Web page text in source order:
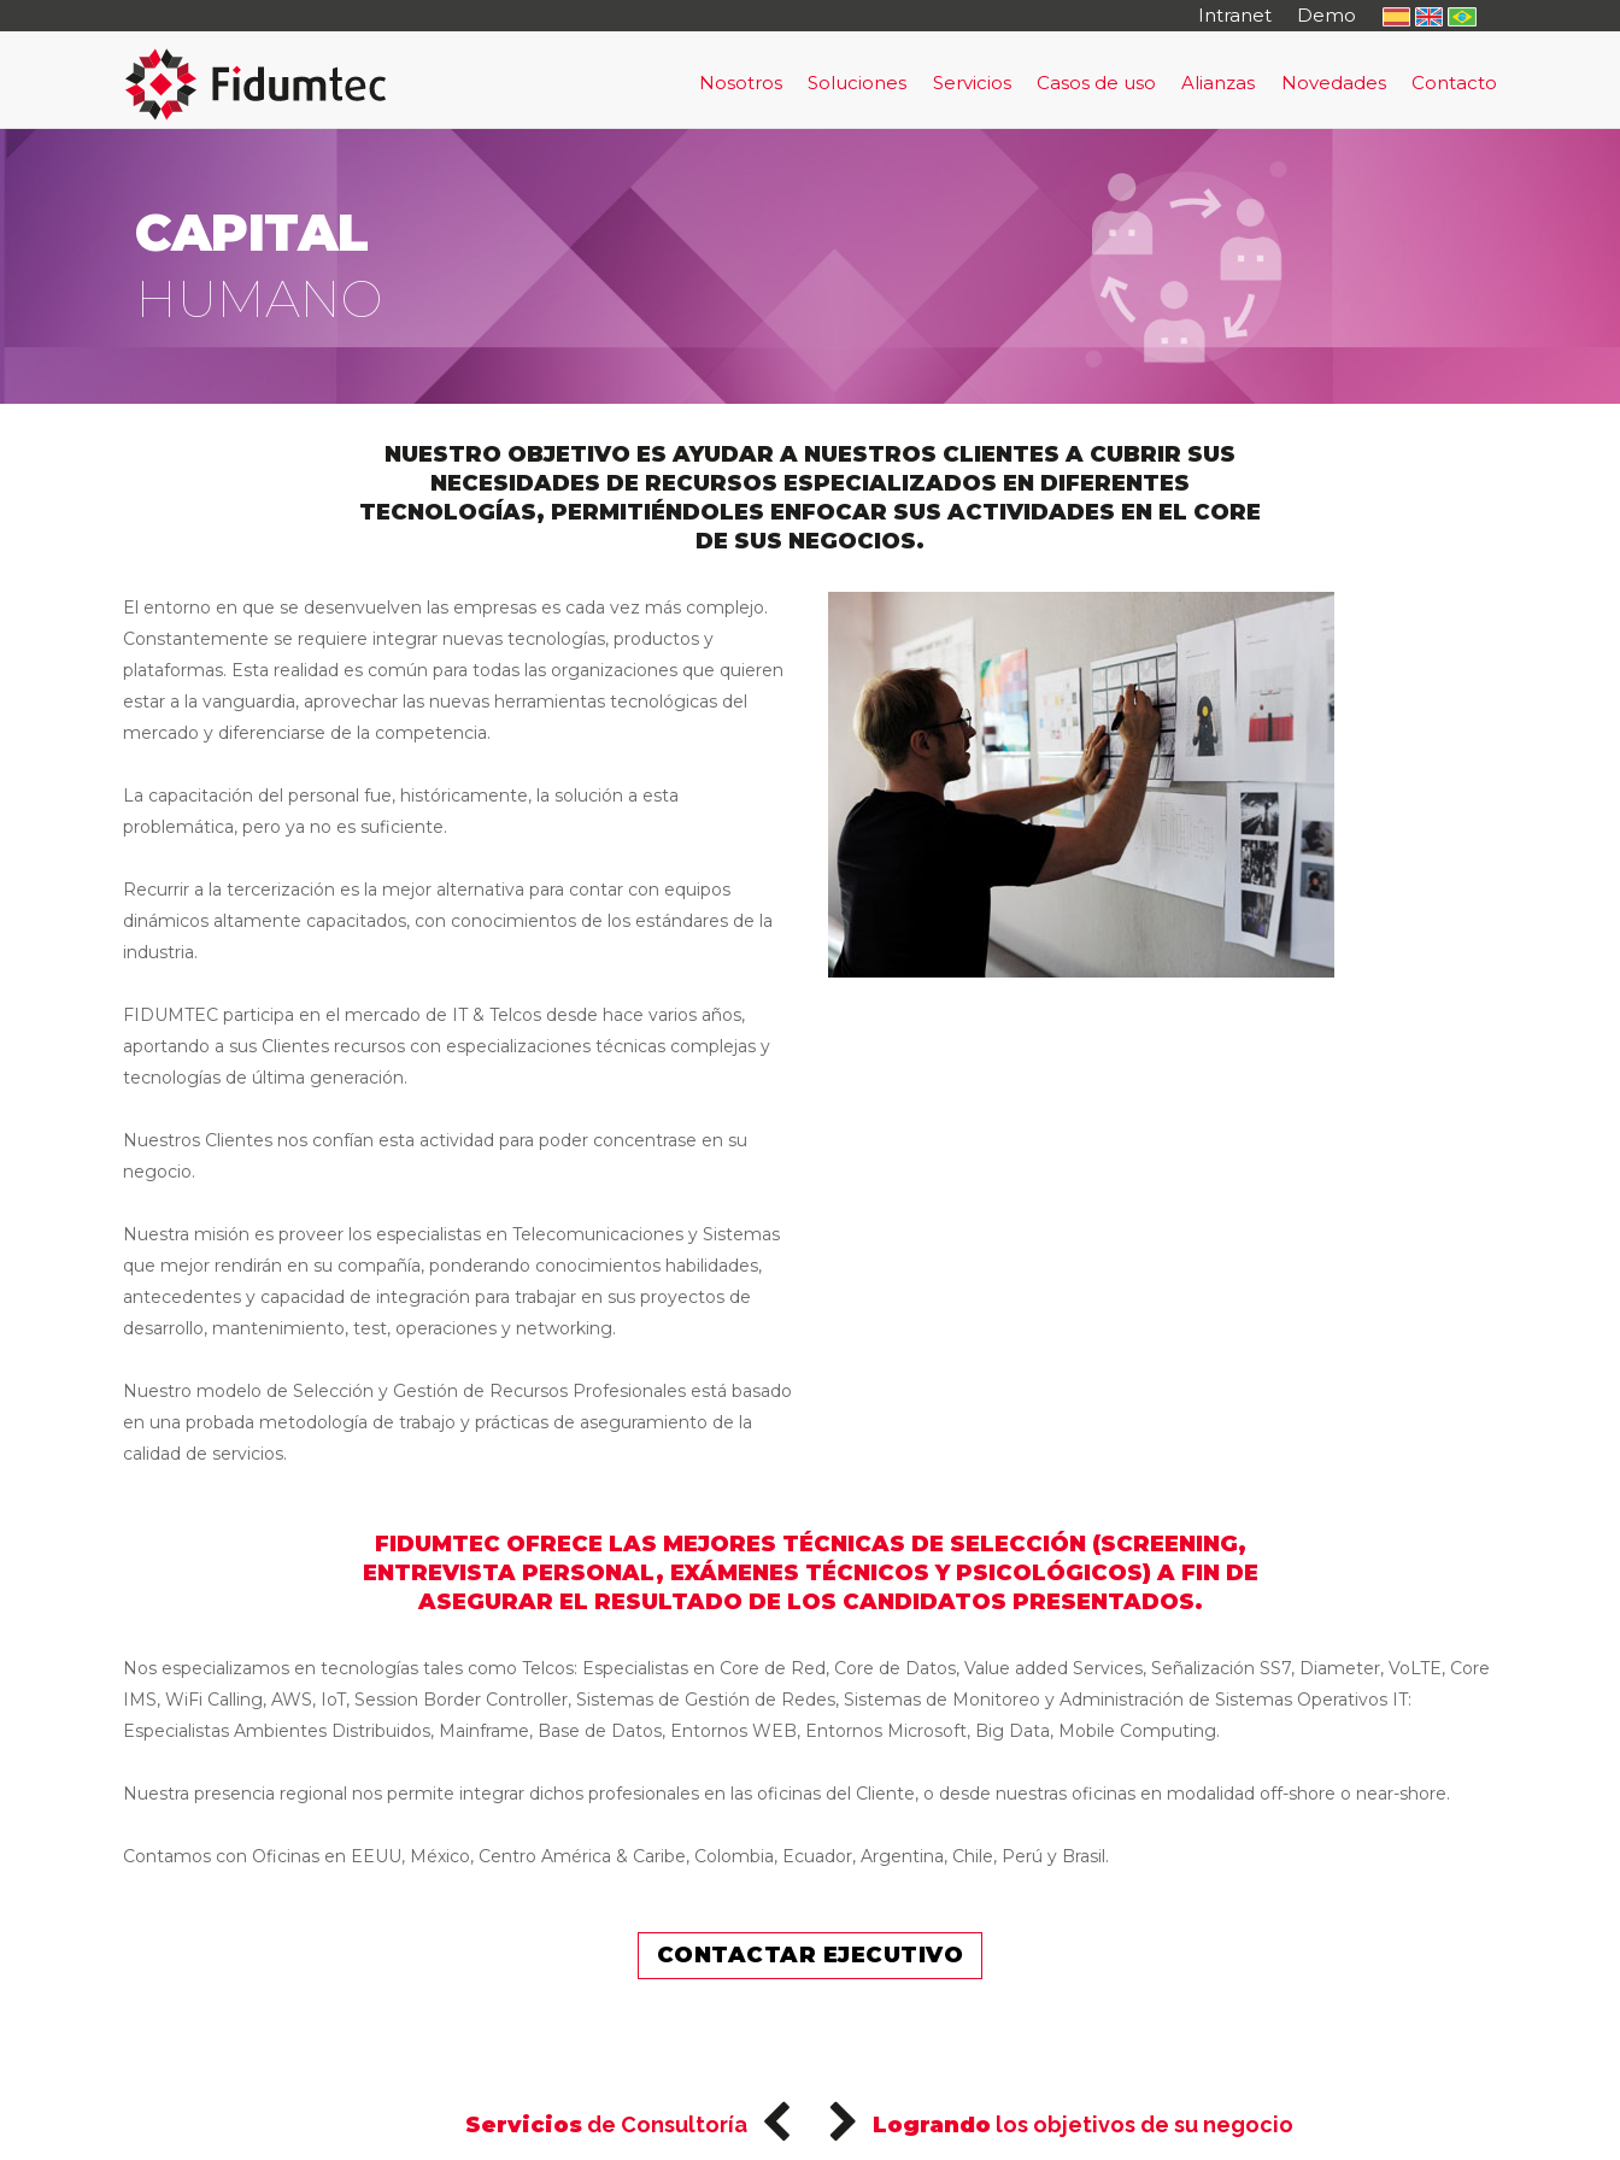
Intranet Demo
Nosotros Soluciones
Alarma de Prevención y Evacuación Temprana
Alerta de Intrusión armada
Bigdata aplicada & machine learning - antifraude
BigData Aplicada a Cumplimiento Regulatorio
Horus
Infraestructura como un servicio
Internet de las cosas
IT como servicio
Monitoreo de redes e infraestructura
Seguridad como un servicio
Seguridad integrada
Servicios
Servicios de Consultoría
Casos de uso
Alarma de Prevención y Evacuación Temprana
Portal Cautivo
Alianzas Novedades Contacto
CAPITAL
HUMANO
NUESTRO OBJETIVO ES AYUDAR A NUESTROS CLIENTES A CUBRIR SUS
NECESIDADES DE RECURSOS ESPECIALIZADOS EN DIFERENTES
TECNOLOGÍAS, PERMITIÉNDOLES ENFOCAR SUS ACTIVIDADES EN EL CORE
DE SUS NEGOCIOS.
El entorno en que se desenvuelven las empresas es cada vez más complejo.
Constantemente se requiere integrar nuevas tecnologías, productos y
plataformas. Esta realidad es común para todas las organizaciones que quieren
estar a la vanguardia, aprovechar las nuevas herramientas tecnológicas del
mercado y diferenciarse de la competencia.
La capacitación del personal fue, históricamente, la solución a esta
problemática, pero ya no es suficiente.
Recurrir a la tercerización es la mejor alternativa para contar con equipos
dinámicos altamente capacitados, con conocimientos de los estándares de la
industria.
FIDUMTEC participa en el mercado de IT & Telcos desde hace varios años,
aportando a sus Clientes recursos con especializaciones técnicas complejas y
tecnologías de última generación.
Nuestros Clientes nos confían esta actividad para poder concentrase en su
negocio.
Nuestra misión es proveer los especialistas en Telecomunicaciones y Sistemas
que mejor rendirán en su compañía, ponderando conocimientos habilidades,
antecedentes y capacidad de integración para trabajar en sus proyectos de
desarrollo, mantenimiento, test, operaciones y networking.
Nuestro modelo de Selección y Gestión de Recursos Profesionales está basado
en una probada metodología de trabajo y prácticas de aseguramiento de la
calidad de servicios.
FIDUMTEC OFRECE LAS MEJORES TÉCNICAS DE SELECCIÓN (SCREENING,
ENTREVISTA PERSONAL, EXÁMENES TÉCNICOS Y PSICOLÓGICOS) A FIN DE
ASEGURAR EL RESULTADO DE LOS CANDIDATOS PRESENTADOS.
Nos especializamos en tecnologías tales como Telcos: Especialistas en Core de Red, Core de Datos, Value added Services, Señalización SS7, Diameter, VoLTE, Core
IMS, WiFi Calling, AWS, IoT, Session Border Controller, Sistemas de Gestión de Redes, Sistemas de Monitoreo y Administración de Sistemas Operativos IT:
Especialistas Ambientes Distribuidos, Mainframe, Base de Datos, Entornos WEB, Entornos Microsoft, Big Data, Mobile Computing.
Nuestra presencia regional nos permite integrar dichos profesionales en las oficinas del Cliente, o desde nuestras oficinas en modalidad off-shore o near-shore.
Contamos con Oficinas en EEUU, México, Centro América & Caribe, Colombia, Ecuador, Argentina, Chile, Perú y Brasil.
CONTACTAR EJECUTIVO
Servicios de Consultoría Logrando los objetivos de su negocio